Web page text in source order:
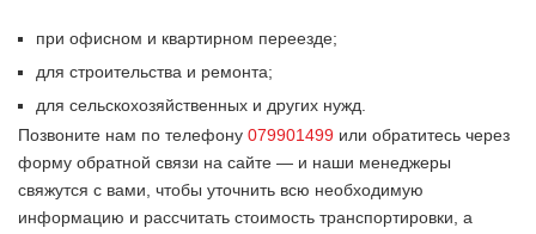
при офисном и квартирном переезде;
для строительства и ремонта;
для сельскохозяйственных и других нужд.
Позвоните нам по телефону 079901499 или обратитесь через
форму обратной связи на сайте — и наши менеджеры
свяжутся с вами, чтобы уточнить всю необходимую
информацию и рассчитать стоимость транспортировки, а